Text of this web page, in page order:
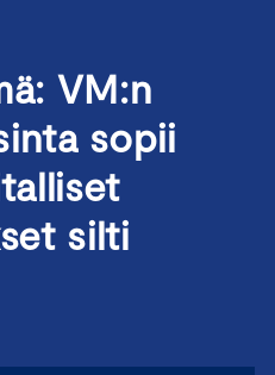
VM:n
sopii
silti